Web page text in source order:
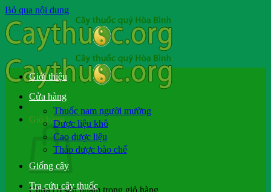
Bỏ qua nội dung
Giỏ hàng
Giới thiệu
Cửa hàng
Thuốc nam người mường
Dược liệu khô
Cao dược liệu
Thảo dược bào chế
Giống cây
Tra cứu cây thuốc